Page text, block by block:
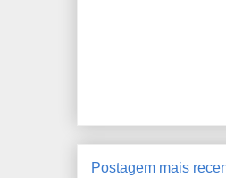
Postagem mais